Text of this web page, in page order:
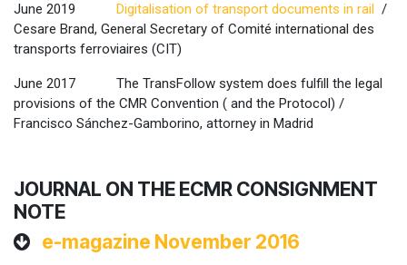
June 2019 Digitalisation of transport documents in rail /
Cesare Brand, General Secretary of Comité international des
transports ferroviaires (CIT)
June 2017
​The TransFollow system does fulfill the legal
provisions of the CMR Convention ( and the Protocol) /
Francisco Sánchez-Gamborino, attorney in Madrid
JOURNAL ON THE ECMR CONSIGNMENT
NOTE
e-magazine November 2016